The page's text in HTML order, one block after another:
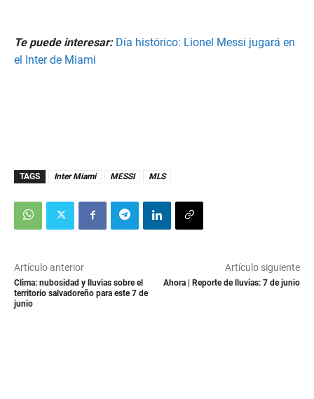
Te puede interesar: Día histórico: Lionel Messi jugará en
el Inter de Miami
TAGS Inter Miami MESSI MLS
Artículo anterior
Clima: nubosidad y lluvias sobre el
territorio salvadoreño para este 7 de
junio
Artículo siguiente
Ahora | Reporte de lluvias: 7 de junio